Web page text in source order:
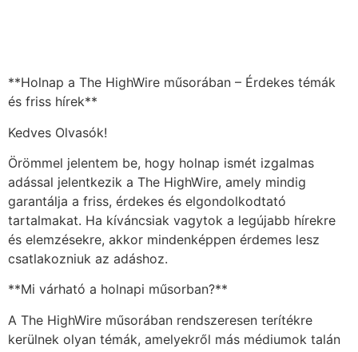
**Holnap a The HighWire műsorában – Érdekes témák
és friss hírek**
Kedves Olvasók!
Örömmel jelentem be, hogy holnap ismét izgalmas
adással jelentkezik a The HighWire, amely mindig
garantálja a friss, érdekes és elgondolkodtató
tartalmakat. Ha kíváncsiak vagytok a legújabb hírekre
és elemzésekre, akkor mindenképpen érdemes lesz
csatlakozniuk az adáshoz.
**Mi várható a holnapi műsorban?**
A The HighWire műsorában rendszeresen terítékre
kerülnek olyan témák, amelyekről más médiumok talán